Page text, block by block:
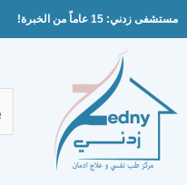
مستشفى زدني: 15 عاماً من الخبرة!